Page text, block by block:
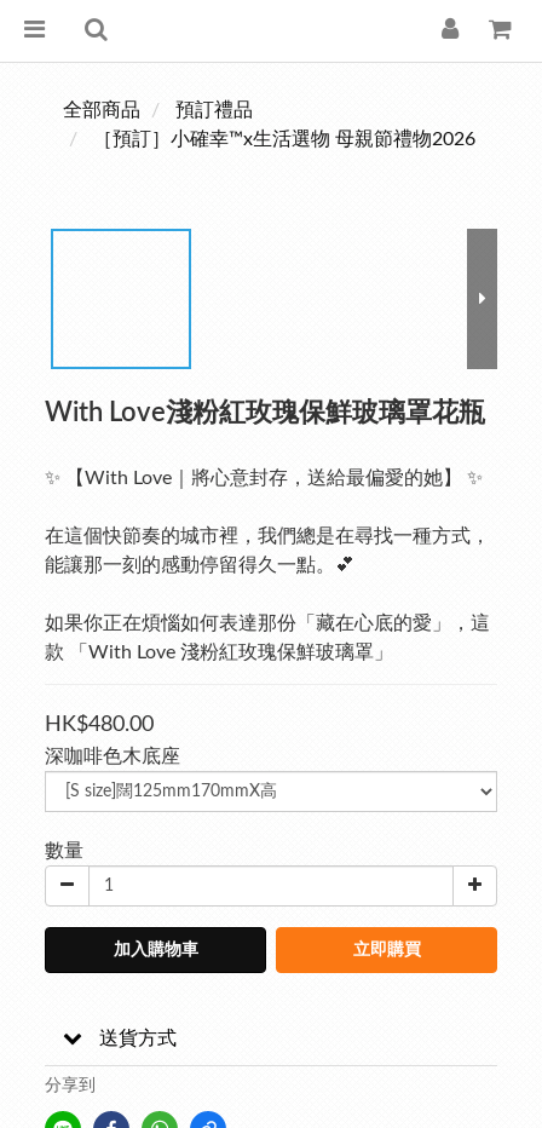
全部商品
預訂禮品
［預訂］小確幸™x生活選物 母親節禮物2026
With Love淺粉紅玫瑰保鮮玻璃罩花瓶
✨ 【With Love｜將心意封存，送給最偏愛的她】 ✨
在這個快節奏的城市裡，我們總是在尋找一種方式，
能讓那一刻的感動停留得久一點。💕
如果你正在煩惱如何表達那份「藏在心底的愛」，這
款 「With Love 淺粉紅玫瑰保鮮玻璃罩」
HK$480.00
深咖啡色木底座
數量
加入購物車 立即購買
送貨方式
分享到